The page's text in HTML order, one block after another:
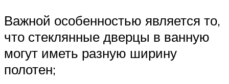
Важной особенностью является то,
что стеклянные дверцы в ванную
могут иметь разную ширину
полотен;